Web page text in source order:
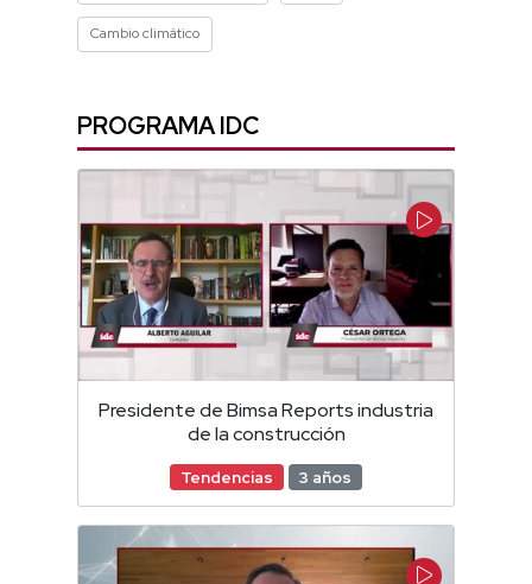
Cambio climático
PROGRAMA IDC
Presidente de Bimsa Reports industria
de la construcción
Tendencias 3 años